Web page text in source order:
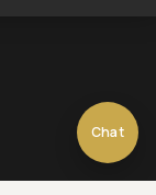
Chat